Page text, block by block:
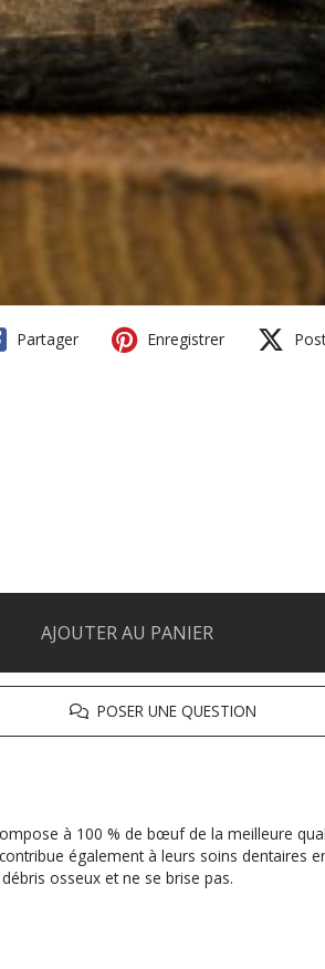
Partager Enregistrer
AJOUTER AU PANIER
POSER UNE QUESTION
à 100 % de bœuf de la meilleure
également à leurs soins
osseux et ne se brise pas.